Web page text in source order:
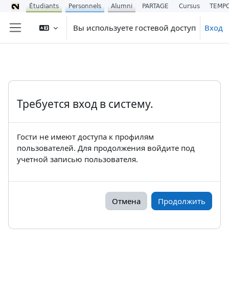
Перейти к основному содержанию
Боковая панель
Вы используете гостевой доступ Вход
Требуется вход в систему.
Гости не имеют доступа к профилям
пользователей. Для продолжения войдите под
учетной записью пользователя.
Отмена Продолжить
Étudiants Personnels Alumni PARTAGE Cursus